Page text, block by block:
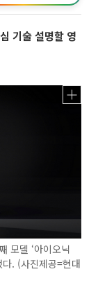
기술 설명할 영
모델 ‘아이오닉
. (사진제공=현대